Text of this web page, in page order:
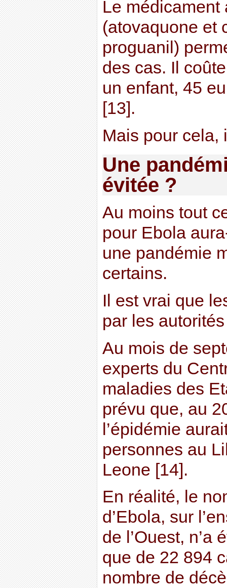
Le médicament
(atovaquone et
proguanil)
des cas. Il
un enfant, 45
[13].
Mais pour cela,
Une
évitée ?
Au moins tout
pour Ebola
une pandémie
certains.
Il est vrai que
par les
Au mois de
experts du
maladies des
prévu que, au
l’épidémie
personnes au
Leone [14].
En réalité, le
d’Ebola, sur
de l’Ouest, n’a
que de 22 894
nombre de